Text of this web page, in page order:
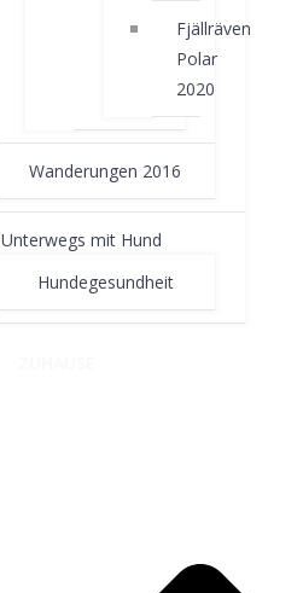
Fjällräven
Polar
2020
Wanderungen 2016
Unterwegs mit Hund
Hundegesundheit